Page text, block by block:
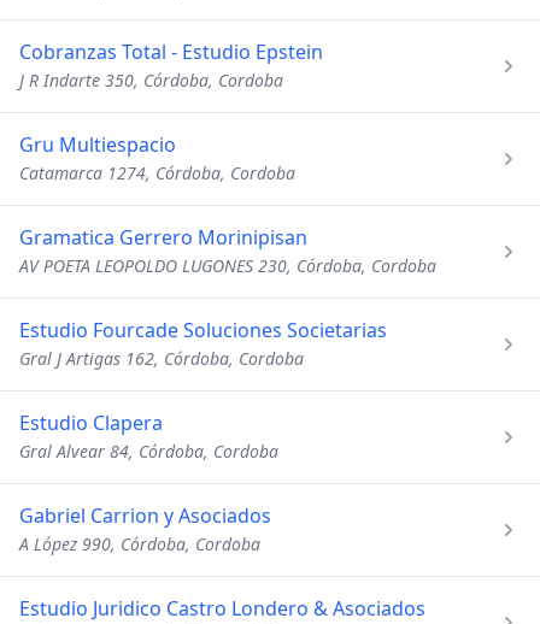
Cobranzas Total - Estudio Epstein
J R Indarte 350, Córdoba, Cordoba
Gru Multiespacio
Catamarca 1274, Córdoba, Cordoba
Gramatica Gerrero Morinipisan
AV POETA LEOPOLDO LUGONES 230, Córdoba, Cordoba
Estudio Fourcade Soluciones Societarias
Gral J Artigas 162, Córdoba, Cordoba
Estudio Clapera
Gral Alvear 84, Córdoba, Cordoba
Gabriel Carrion y Asociados
A López 990, Córdoba, Cordoba
Estudio Juridico Castro Londero & Asociados